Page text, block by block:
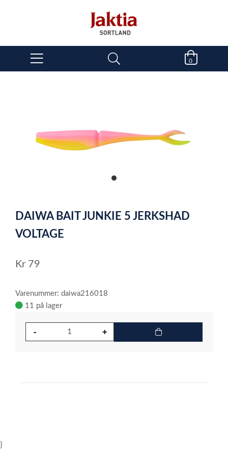
0
item
of
1
DAIWA BAIT JUNKIE 5 JERKSHAD
VOLTAGE
Kr 79
Varenummer: daiwa216018
11 på lager
}